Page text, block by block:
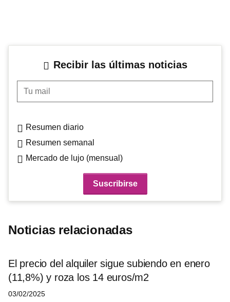
Recibir las últimas noticias
Tu mail
Resumen diario
Resumen semanal
Mercado de lujo (mensual)
Noticias relacionadas
El precio del alquiler sigue subiendo en enero
(11,8%) y roza los 14 euros/m2
03/02/2025